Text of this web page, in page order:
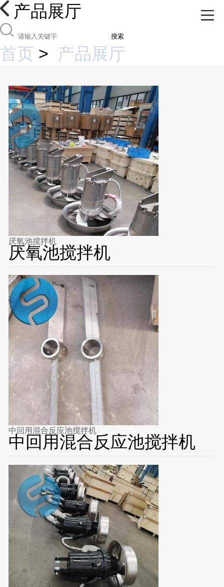
产品展厅
搜索
首页 > 产品展厅
厌氧池搅拌机
厌氧池搅拌机
中回用混合反应池搅拌机
中回用混合反应池搅拌机